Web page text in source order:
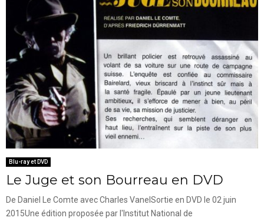
Blu-ray et DVD
Le Juge et son Bourreau en DVD
De Daniel Le Comte avec Charles VanelSortie en DVD le 02 juin
2015Une édition proposée par l'Institut National de